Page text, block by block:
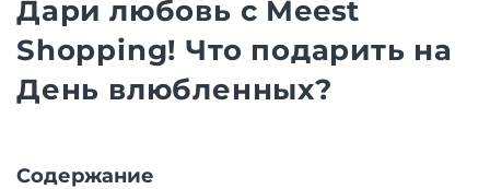
Дари любовь с Meest
Shopping! Что подарить на
День влюбленных?
Cодержание